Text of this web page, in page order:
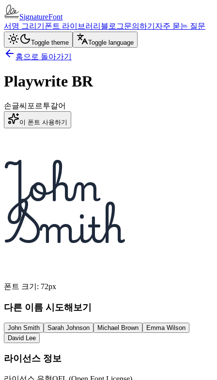
SignatureFont
서명 그리기 폰트 라이브러리 블로그문의하기 자주 묻는 질문
Toggle theme Toggle language
홈으로 돌아가기
Playwrite BR
손글씨 포르투갈어
이 폰트 사용하기
John
Smith
폰트 크기 : 72px
다른 이름 시도해보기
John Smith Sarah Johnson Michael Brown
Emma Wilson
David Lee
라이선스 정보